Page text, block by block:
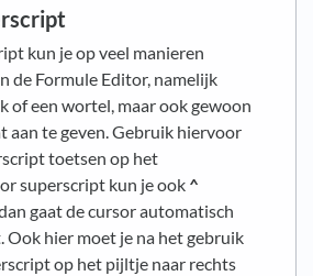
kun je op veel manieren
de Formule Editor, namelijk
of een wortel, maar ook gewoon
aan te geven. Gebruik hiervoor
toetsen op het
superscript kun je ook ^
gaat de cursor automatisch
Ook hier moet je na het gebruik
op het pijltje naar rechts